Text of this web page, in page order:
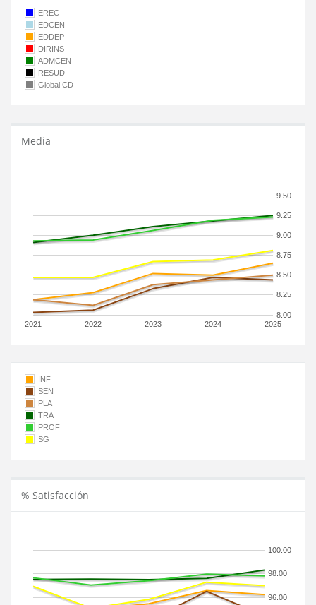
EREC
EDCEN
EDDEP
DIRINS
ADMCEN
RESUD
Global CD
Media
2021 2022 2023 2024 2025
8.00
8.25
8.50
8.75
9.00
9.25
9.50
INF
SEN
PLA
TRA
PROF
SG
% Satisfacción
96.00
98.00
100.00